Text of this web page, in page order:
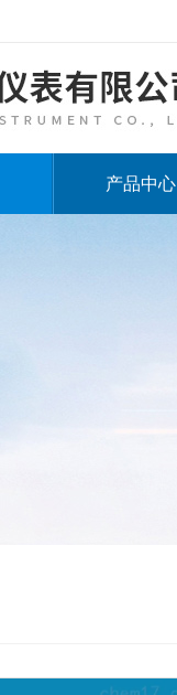
产品中心